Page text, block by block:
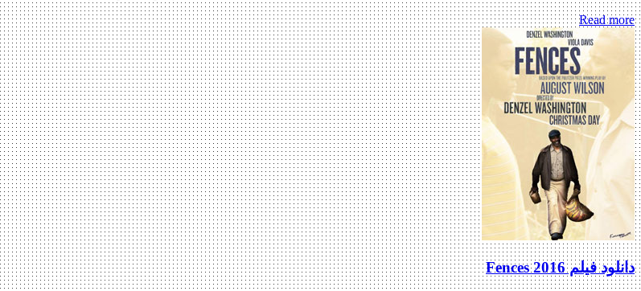
Read more
دانلود فیلم Fences 2016